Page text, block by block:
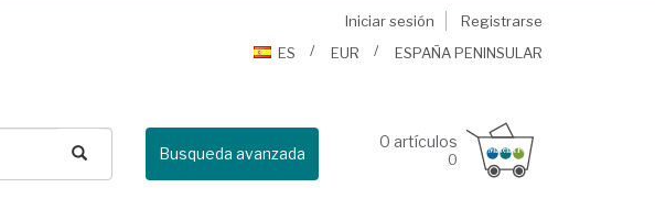
Iniciar sesión
Registrarse
ES
EUR ESPAÑA PENINSULAR
Busqueda avanzada
0 artículos
0